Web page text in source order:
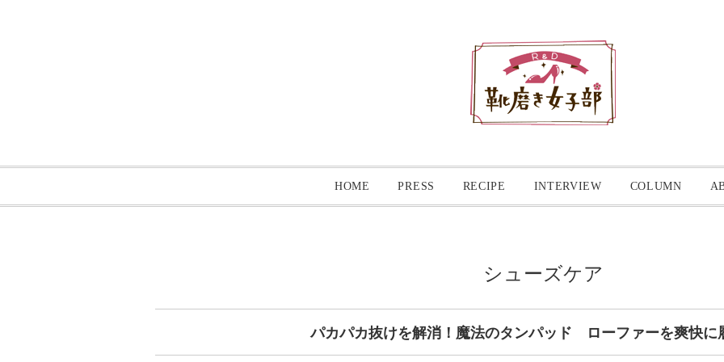
HOME PRESS RECIPE INTERVIEW COLUMN
シューズケア
パカパカ抜けを解消！魔法のタンパッド ローファーを爽快に